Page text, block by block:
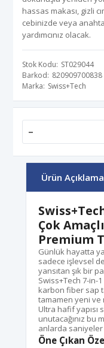
hassas makası, gizli
cebinizde veya
yardımcınız olacak.
Stok Kodu ST029044
Barkod 820909700838
Marka Swiss+Tech
-
Ürün
Çok
Premium
Günlük hayatta
sadece işlevsel
yansıtan şık bir
Swiss+Tech 7-in-
karbon fiber sap
tamamen yeni ve
Ultra hafif yapısı
unutacağınız bu
anlarda saniyeler
Öne Çıkan